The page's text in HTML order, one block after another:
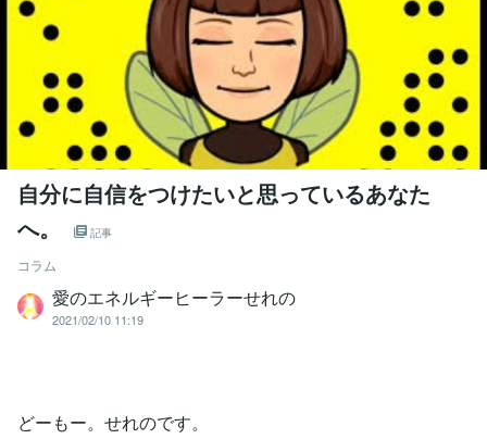
自分に自信をつけたいと思っているあなた
へ。
記事
コラム
愛のエネルギーヒーラーせれの
2021/02/10 11:19
どーもー。せれのです。